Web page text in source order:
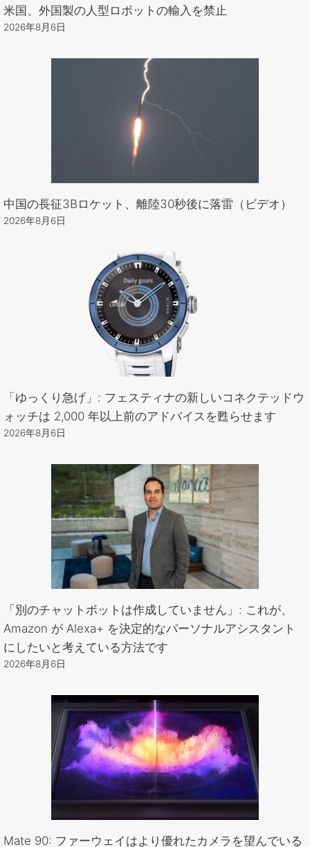
米国、外国製の人型ロボットの輸入を禁止
2026年8月6日
中国の長征3Bロケット、離陸30秒後に落雷（ビデオ）
2026年8月6日
「ゆっくり急げ」: フェスティナの新しいコネクテッドウ
ォッチは 2,000 年以上前のアドバイスを甦らせます
2026年8月6日
「別のチャットボットは作成していません」: これが、
Amazon が Alexa+ を決定的なパーソナルアシスタント
にしたいと考えている方法です
2026年8月6日
Mate 90: ファーウェイはより優れたカメラを望んでいる